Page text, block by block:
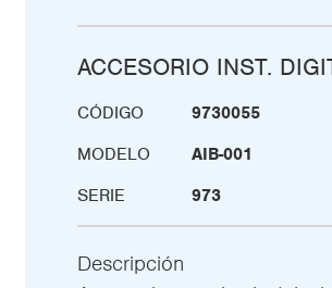
ACCESORIO INST.
CÓDIGO
9730055
MODELO
AIB-001
SERIE
973
Descripción